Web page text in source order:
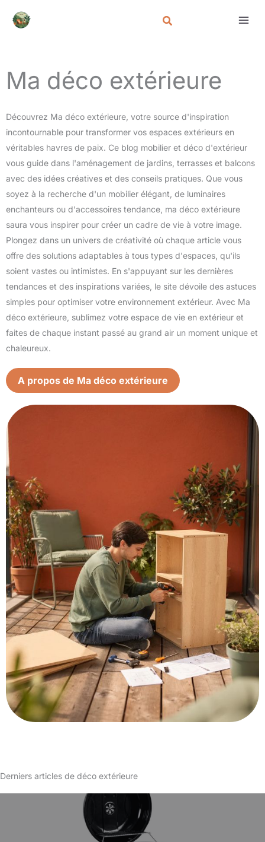
Ma déco extérieure
Découvrez Ma déco extérieure, votre source d'inspiration
incontournable pour transformer vos espaces extérieurs en
véritables havres de paix. Ce blog mobilier et déco d'extérieur
vous guide dans l'aménagement de jardins, terrasses et balcons
avec des idées créatives et des conseils pratiques. Que vous
soyez à la recherche d'un mobilier élégant, de luminaires
enchanteurs ou d'accessoires tendance, ma déco extérieure
saura vous inspirer pour créer un cadre de vie à votre image.
Plongez dans un univers de créativité où chaque article vous
offre des solutions adaptables à tous types d'espaces, qu'ils
soient vastes ou intimistes. En s'appuyant sur les dernières
tendances et des inspirations variées, le site dévoile des astuces
simples pour optimiser votre environnement extérieur. Avec Ma
déco extérieure, sublimez votre espace de vie en extérieur et
faites de chaque instant passé au grand air un moment unique et
chaleureux.
A propos de Ma déco extérieure
Derniers articles de déco extérieure